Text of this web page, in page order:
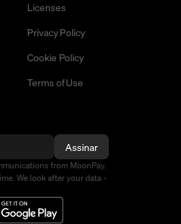
Licenses
Privacy Policy
Cookie Policy
Terms of Use
Assinar
from MoonPay.
We look after your data -